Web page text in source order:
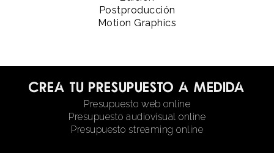
Postproducción
Motion Graphics
Crea tu presupuesto a medida
Presupuesto web online
Presupuesto audiovisual online
Presupuesto streaming online